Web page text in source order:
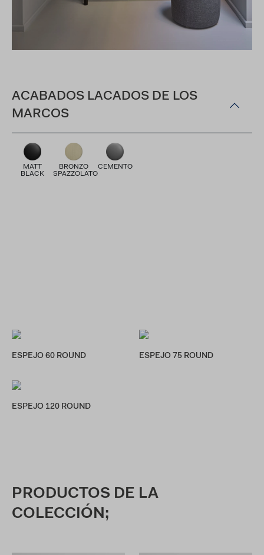
ACABADOS LACADOS DE LOS
MARCOS
MATT
BLACK
BRONZO
SPAZZOLATO
CEMENTO
ESPEJO 60 ROUND ESPEJO 75 ROUND
ESPEJO 120 ROUND
PRODUCTOS DE LA
COLECCIÓN;